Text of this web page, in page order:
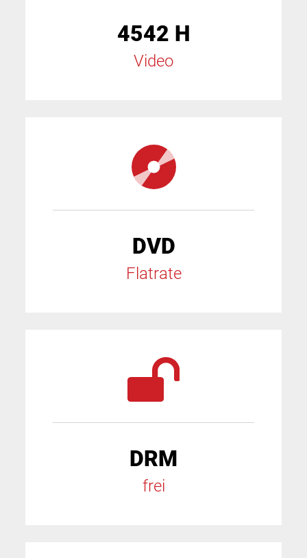
4542 H
Video
DVD
Flatrate
DRM
frei